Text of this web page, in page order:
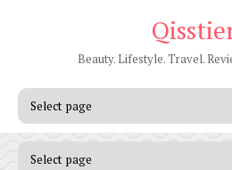
Beauty. Lifestyle. Travel.